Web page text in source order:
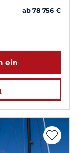
ab 78 756 €
ein